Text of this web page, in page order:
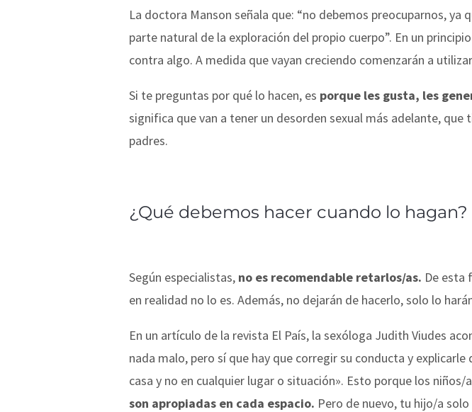
La doctora Manson señala que: “no debemos preocuparnos,
parte natural de la exploración del propio cuerpo”. En un
contra algo. A medida que vayan creciendo comenzarán a
Si te preguntas por qué lo hacen, es porque les gusta, les
significa que van a tener un desorden sexual más adelante,
padres.
¿Qué debemos hacer cuando lo hagan?
Según especialistas, no es recomendable retarlos/as. De esta
en realidad no lo es. Además, no dejarán de hacerlo, solo lo
En un artículo de la revista El País, la sexóloga Judith Viudes
nada malo, pero sí que hay que corregir su conducta y
casa y no en cualquier lugar o situación». Esto porque los niños/
son apropiadas en cada espacio. Pero de nuevo, tu hijo/a